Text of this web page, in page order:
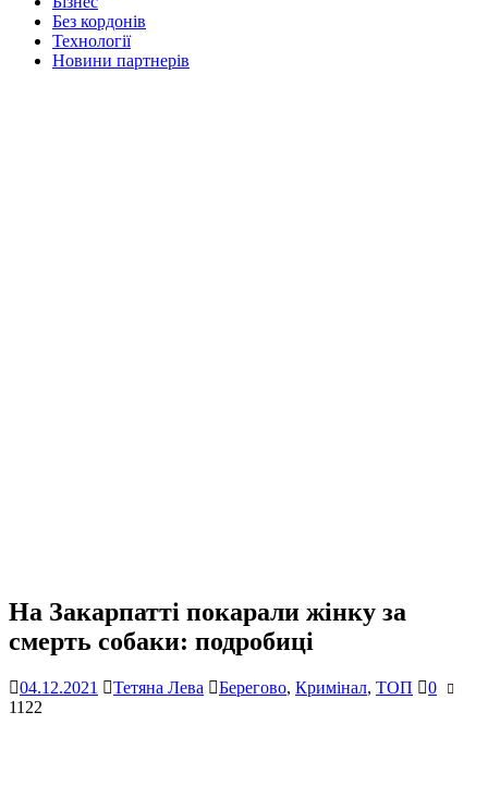
Без кордонів
Технології
Новини партнерів
На Закарпатті покарали жінку за
смерть собаки: подробиці
04.12.2021 Тетяна Лева Берегово, Кримінал, ТОП
0
1122